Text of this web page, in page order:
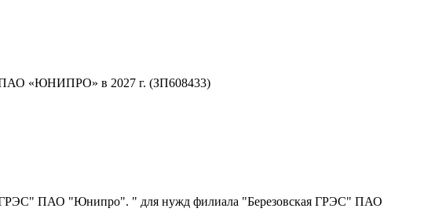
ПАО «ЮНИПРО» в 2027 г. (ЗП608433)
ГРЭС" ПАО "Юнипро". " для нужд филиала "Березовская ГРЭС" ПАО